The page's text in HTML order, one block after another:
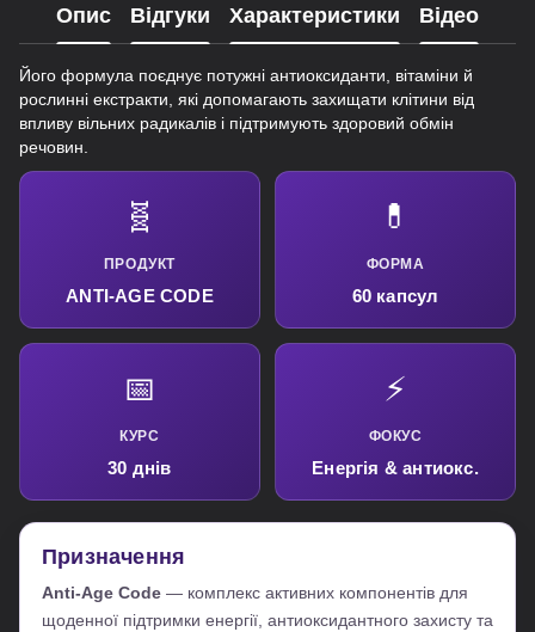
Опис Відгуки Характеристики Відео
Його формула поєднує потужні антиоксиданти, вітаміни й
рослинні екстракти, які допомагають захищати клітини від
впливу вільних радикалів і підтримують здоровий обмін
речовин.
🧬
ПРОДУКТ
ANTI-AGE CODE
💊
ФОРМА
60 капсул
📅
КУРС
30 днів
⚡
ФОКУС
Енергія & антиокс.
Призначення
Anti-Age Code — комплекс активних компонентів для
щоденної підтримки енергії, антиоксидантного захисту та